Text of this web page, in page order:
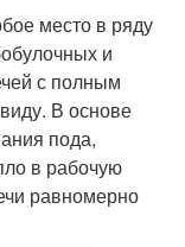
место в ряду
и
с полным
В основе
пода,
в рабочую
равномерно